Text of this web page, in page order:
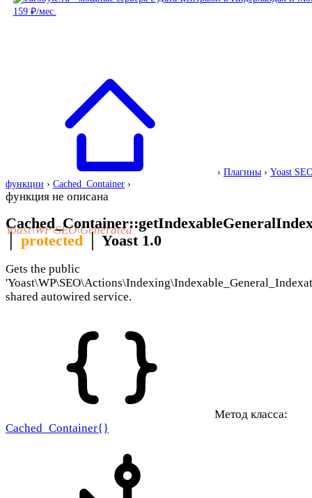
› Плагины › Yoast
функции › Cached_Container ›
функция не описана
Yoast\WP\SEO\Generated
protected Yoast 1.0
Gets the public
shared autowired service.
Метод класса:
Cached_Container{}